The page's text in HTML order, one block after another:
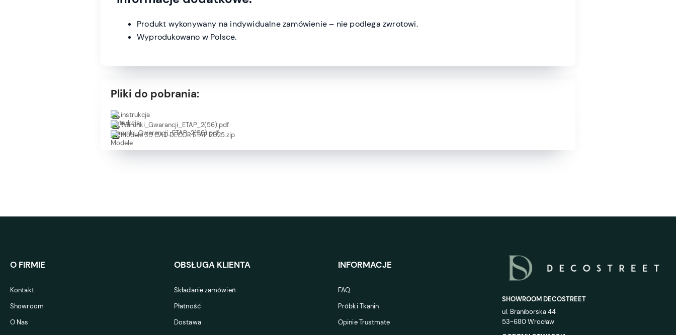
Produkt wykonywany na indywidualne zamówienie – nie podlega zwrotowi.
Wyprodukowano w Polsce.
Pliki do pobrania:
instrukcja
Warunki_Gwarancji_ETAP_2(56).pdf
Modele 3D CAD DECOR ETAP 2025.zip
O FIRMIE
Kontakt
Showroom
O Nas
OBSŁUGA KLIENTA
Składanie zamówień
Płatność
Dostawa
INFORMACJE
FAQ
Próbki Tkanin
Opinie Trustmate
SHOWROOM DECOSTREET
ul. Braniborska 44
53-680 Wrocław